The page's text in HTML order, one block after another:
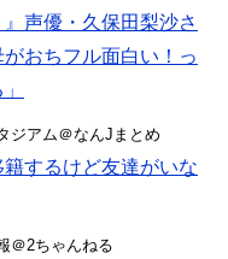
声優・久保田梨沙さ
おちフル面白い！っ
ジアム＠なんJまとめ
籍するけど友達がいな
＠2ちゃんねる